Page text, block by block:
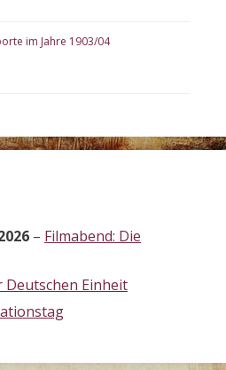
im Jahre 1903/04
– Filmabend: Die
Deutschen Einheit